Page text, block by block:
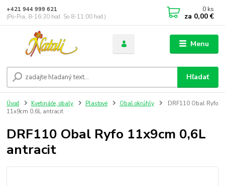
Menu
Hľadať
+421 944 999 621
(Po-Pia, 8-16:30 hod. So 8-11:00 hod.)
0 ks
za 0,00 €
Úvod Kvetináče, obaly Plastové Obal okrúhly
DRF110 Obal Ryfo
11x9cm 0,6L antracit
DRF110 Obal Ryfo 11x9cm 0,6L
antracit